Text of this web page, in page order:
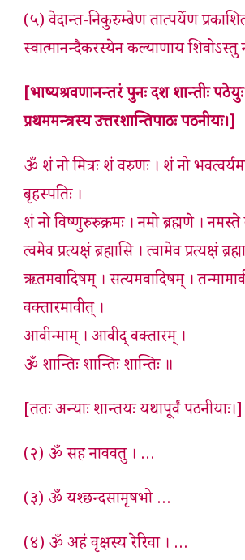
(५) वेदान्त-निकुरुम्बेण तात्पर्येण
स्वात्मानन्दैकरस्येन कल्याणाय शिवोऽस्तु
[भाष्यश्रवणानन्तरं पुनः दश शान्तीः
प्रथममन्त्रस्य उत्तरशान्तिपाठः पठनीयः।]
ॐ शं नो मित्रः शं वरुणः । शं नो
बृहस्पतिः ।
शं नो विष्णुरुरुक्रमः । नमो ब्रह्मणे । नमस्ते
त्वमेव प्रत्यक्षं ब्रह्मासि । त्वामेव प्रत्यक्षं
ऋतमवादिषम् । सत्यमवादिषम् ।
वक्तारमावीत् ।
आवीन्माम् । आवीद् वक्तारम् ।
ॐ शान्तिः शान्तिः शान्तिः ॥
[ततः अन्याः शान्तयः यथापूर्वं पठनीयाः।]
(२) ॐ सह नाववतु । …
(३) ॐ यश्छन्दसामृषभो …
(४) ॐ अहं वृक्षस्य रेरिवा । …